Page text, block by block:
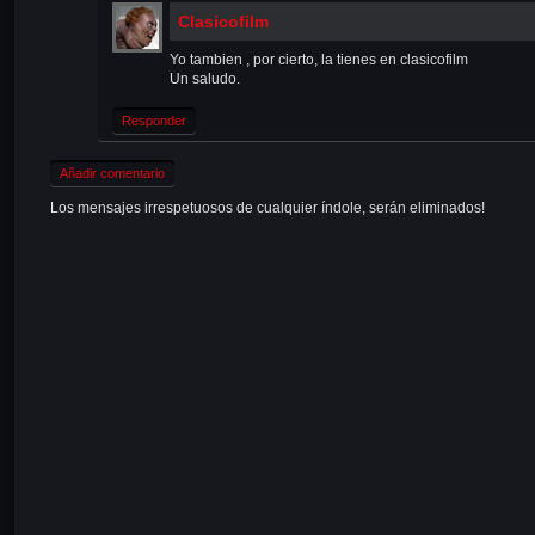
Clasicofilm
Yo tambien , por cierto, la tienes en clasicofilm
Un saludo.
Responder
Añadir comentario
Los mensajes irrespetuosos de cualquier índole, serán eliminados!